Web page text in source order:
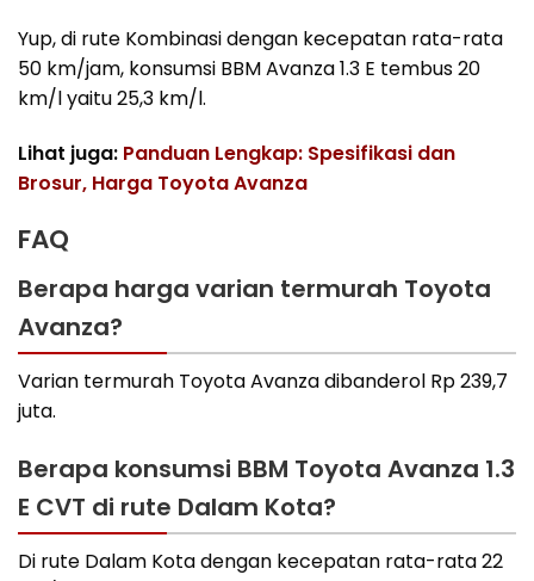
Yup, di rute Kombinasi dengan kecepatan rata-rata
50 km/jam, konsumsi BBM Avanza 1.3 E tembus 20
km/l yaitu 25,3 km/l.
Lihat juga: Panduan Lengkap: Spesifikasi dan
Brosur, Harga Toyota Avanza
FAQ
Berapa harga varian termurah Toyota
Avanza?
Varian termurah Toyota Avanza dibanderol Rp 239,7
juta.
Berapa konsumsi BBM Toyota Avanza 1.3
E CVT di rute Dalam Kota?
Di rute Dalam Kota dengan kecepatan rata-rata 22